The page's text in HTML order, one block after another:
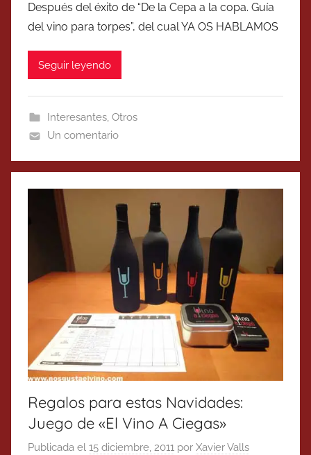
Después del éxito de “De la Cepa a la copa. Guía
del vino para torpes”, del cual YA OS HABLAMOS
Seguir leyendo
Interesantes, Otros
Un comentario
Regalos para estas Navidades:
Juego de «El Vino A Ciegas»
Publicada el 15 diciembre, 2011 por Xavier Valls